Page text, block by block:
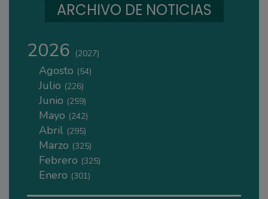
ARCHIVO DE NOTICIAS
2026 (2027)
Agosto (54)
Julio (226)
Junio (259)
Mayo (242)
Abril (295)
Marzo (325)
Febrero (325)
Enero (301)